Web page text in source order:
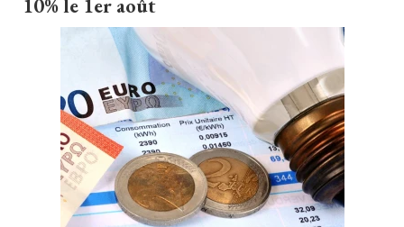
10% le 1er août